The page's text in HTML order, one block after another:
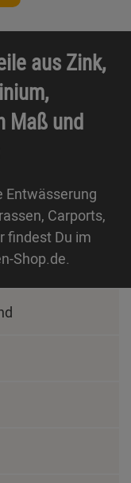
aus Zink,
Maß und
Entwässerung
Carports,
findest Du im
Shop.de.